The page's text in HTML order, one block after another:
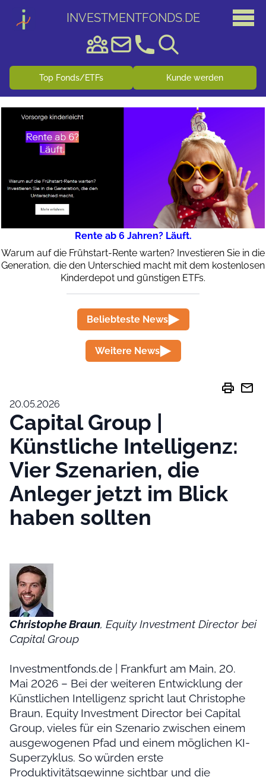
INVESTMENTFONDS.DE
Top Fonds/ETFs Kunde werden
Rente ab 6 Jahren? Läuft.
Warum auf die Frühstart-Rente warten? Investieren Sie in die
Generation, die den Unterschied macht mit dem kostenlosen
Kinderdepot und günstigen ETFs.
Beliebteste News
Weitere News
print mail
20.05.2026
Capital Group |
Künstliche Intelligenz:
Vier Szenarien, die
Anleger jetzt im Blick
haben sollten
Christophe Braun, Equity Investment Director bei
Capital Group
Investmentfonds.de | Frankfurt am Main, 20.
Mai 2026 – Bei der weiteren Entwicklung der
Künstlichen Intelligenz spricht laut Christophe
Braun, Equity Investment Director bei Capital
Group, vieles für ein Szenario zwischen einem
ausgewogenen Pfad und einem möglichen KI-
Superzyklus. So würden erste
Produktivitätsgewinne sichtbar und die